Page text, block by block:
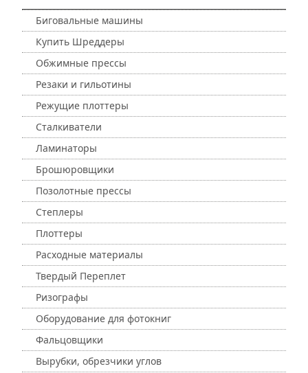
Биговальные машины
Купить Шреддеры
Обжимные прессы
Резаки и гильотины
Режущие плоттеры
Сталкиватели
Ламинаторы
Брошюровщики
Позолотные прессы
Степлеры
Плоттеры
Расходные материалы
Твердый Переплет
Ризографы
Оборудование для фотокниг
Фальцовщики
Вырубки, обрезчики углов